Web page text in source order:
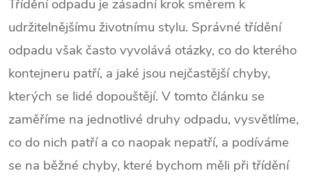
Třídění odpadu je zásadní krok směrem k
udržitelnějšímu životnímu stylu. Správné třídění
odpadu však často vyvolává otázky, co do kterého
kontejneru patří, a jaké jsou nejčastější chyby,
kterých se lidé dopouštějí. V tomto článku se
zaměříme na jednotlivé druhy odpadu, vysvětlíme,
co do nich patří a co naopak nepatří, a podíváme
se na běžné chyby, které bychom měli při třídění